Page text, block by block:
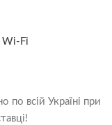
Wi-Fi
всій Україні при